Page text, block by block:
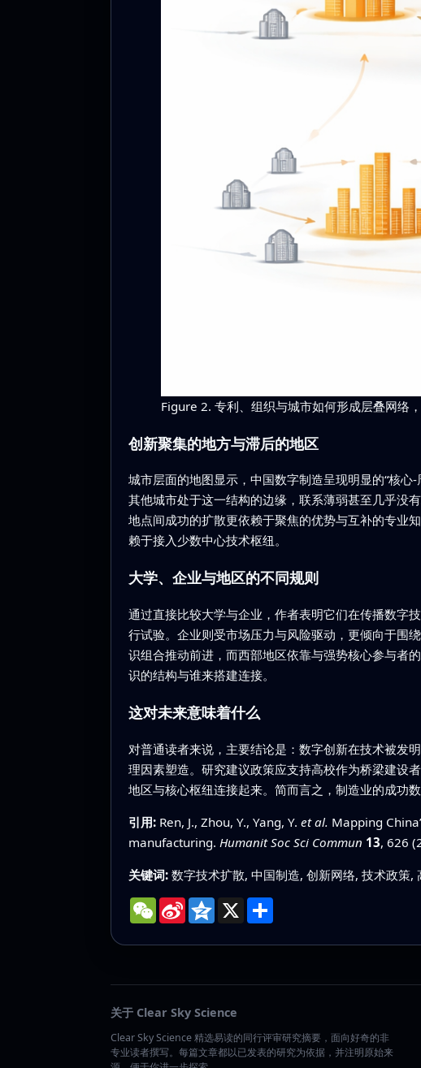
Figure 2. 专利、组织与城市如何形成层叠网络
创新聚集的地方与滞后的地区
城市层面的地图显示，中国数字制造呈现明显的“核
其他城市处于这一结构的边缘，联系薄弱甚至几乎没
地点间成功的扩散更依赖于聚焦的优势与互补的专业
赖于接入少数中心技术枢纽。
大学、企业与地区的不同规则
通过直接比较大学与企业，作者表明它们在传播数字
行试验。企业则受市场压力与风险驱动，更倾向于围
识组合推动前进，而西部地区依靠与强势核心参与者
识的结构与谁来搭建连接。
这对未来意味着什么
对普通读者来说，主要结论是：数字创新在技术被发
理因素塑造。研究建议政策应支持高校作为桥梁建设
地区与核心枢纽连接起来。简而言之，制造业的成功
引用: Ren, J., Zhou, Y., Yang, Y. et al. Mapping
manufacturing. Humanit Soc Sci Commun 13, 626
关键词: 数字技术扩散, 中国制造, 创新网络, 技术政策,
WeChat
Sina
Weibo
Qzone
X 分
享
关于 Clear Sky Science
Clear Sky Science 精选易读的同行评审研究摘要，面向好奇的非
专业读者撰写。每篇文章都以已发表的研究为依据，并注明原始来